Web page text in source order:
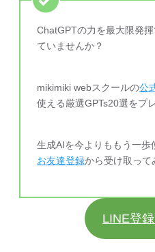
ChatGPTの力を最大限発
ていませんか？
mikimiki webスクールの公
使える厳選GPTs20選をプ
生成AIを今よりももう一
お友達登録から受け取って
LINE登